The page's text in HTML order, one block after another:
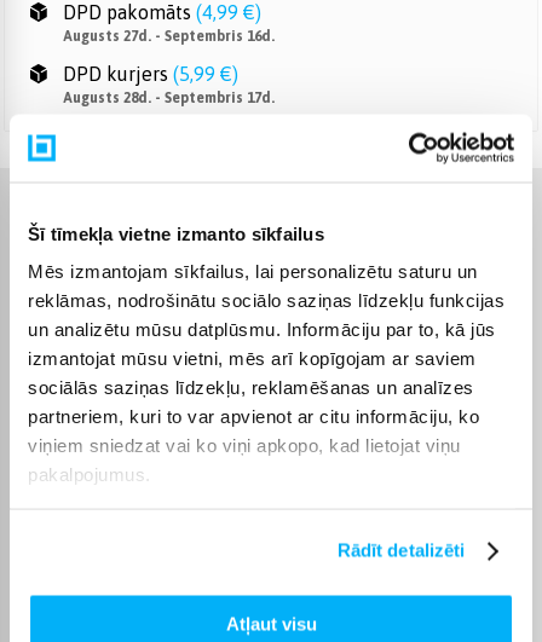
Šī tīmekļa vietne izmanto sīkfailus
Mēs izmantojam sīkfailus, lai personalizētu saturu un
reklāmas, nodrošinātu sociālo saziņas līdzekļu funkcijas
un analizētu mūsu datplūsmu. Informāciju par to, kā jūs
izmantojat mūsu vietni, mēs arī kopīgojam ar saviem
sociālās saziņas līdzekļu, reklamēšanas un analīzes
partneriem, kuri to var apvienot ar citu informāciju, ko
viņiem sniedzat vai ko viņi apkopo, kad lietojat viņu
pakalpojumus.
Rādīt detalizēti
Atļaut visu
DPD pakomāts (4,99 €)
Augusts 27d. - Septembris 16d.
DPD kurjers (5,99 €)
Augusts 28d. - Septembris 17d.
Raksturlielumi
Ražotājs BigjigsToys
CE sertifikāts
Rotaļlieta ir sertificēta un
atbilst Eiropas Savienības
rotaļlietu prasībām. CE
iepakojuma. Saglabājiet
informāciju par ražotāju